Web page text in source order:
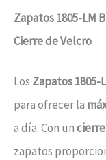
Zapatos 1805-LM
Cierre de Velcro
Los Zapatos 1805-
para ofrecer la
a día. Con un
zapatos